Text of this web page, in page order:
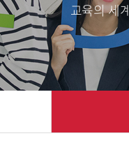
교육의 세